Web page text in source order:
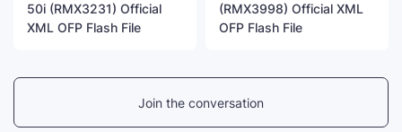
50i (RMX3231) Official
XML OFP Flash File
(RMX3998) Official XML
OFP Flash File
Join the conversation